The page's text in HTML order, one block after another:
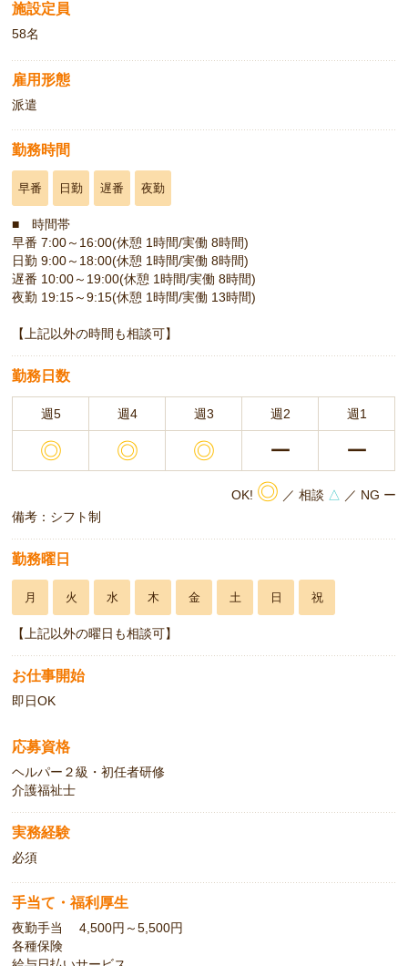
施設定員
58名
雇用形態
派遣
勤務時間
早番 日勤 遅番 夜勤
■ 時間帯
早番 7:00～16:00(休憩 1時間/実働 8時間)
日勤 9:00～18:00(休憩 1時間/実働 8時間)
遅番 10:00～19:00(休憩 1時間/実働 8時間)
夜勤 19:15～9:15(休憩 1時間/実働 13時間)
【上記以外の時間も相談可】
勤務日数
週5 週4 週3 週2 週1
◎ ◎ ◎ ー ー
OK! ◎ ／ 相談 △ ／ NG ー
備考：シフト制
勤務曜日
月 火 水 木 金 土 日 祝
【上記以外の曜日も相談可】
お仕事開始
即日OK
応募資格
ヘルパー２級・初任者研修
介護福祉士
実務経験
必須
手当て・福利厚生
夜勤手当 4,500円～5,500円
各種保険